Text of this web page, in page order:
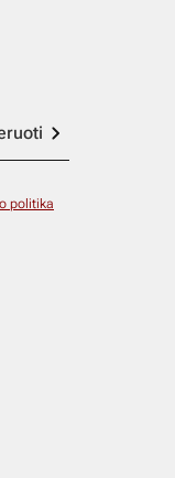
politika